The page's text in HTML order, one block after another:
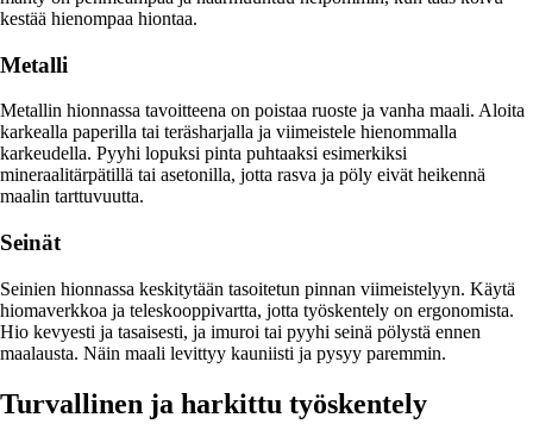
kestää hienompaa hiontaa.
Metalli
Metallin hionnassa tavoitteena on poistaa ruoste ja vanha maali. Aloita
karkealla paperilla tai teräsharjalla ja viimeistele hienommalla
karkeudella. Pyyhi lopuksi pinta puhtaaksi esimerkiksi
mineraalitärpätillä tai asetonilla, jotta rasva ja pöly eivät heikennä
maalin tarttuvuutta.
Seinät
Seinien hionnassa keskitytään tasoitetun pinnan viimeistelyyn. Käytä
hiomaverkkoa ja teleskooppivartta, jotta työskentely on ergonomista.
Hio kevyesti ja tasaisesti, ja imuroi tai pyyhi seinä pölystä ennen
maalausta. Näin maali levittyy kauniisti ja pysyy paremmin.
Turvallinen ja harkittu työskentely